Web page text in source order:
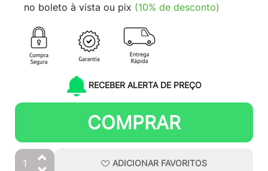
no boleto à vista ou pix (10% de desconto)
RECEBER ALERTA DE PREÇO
COMPRAR
ADICIONAR FAVORITOS